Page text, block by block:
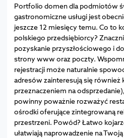
Portfolio domen dla podmiotów
gastronomiczne usługi jest
jeszcze 12 miesięcy temu. Co to
polskiego przedsiębiorcy?
pozyskanie przyszłościowego i
strony www oraz poczty.
rejestracji może naturalnie
adresów zainteresują się również
przeznaczeniem na
powinny poważnie rozważyć
ośrodki oferujące zintegrowaną
przestrzeni. Powód? Łatwo
ułatwiają naprowadzenie na